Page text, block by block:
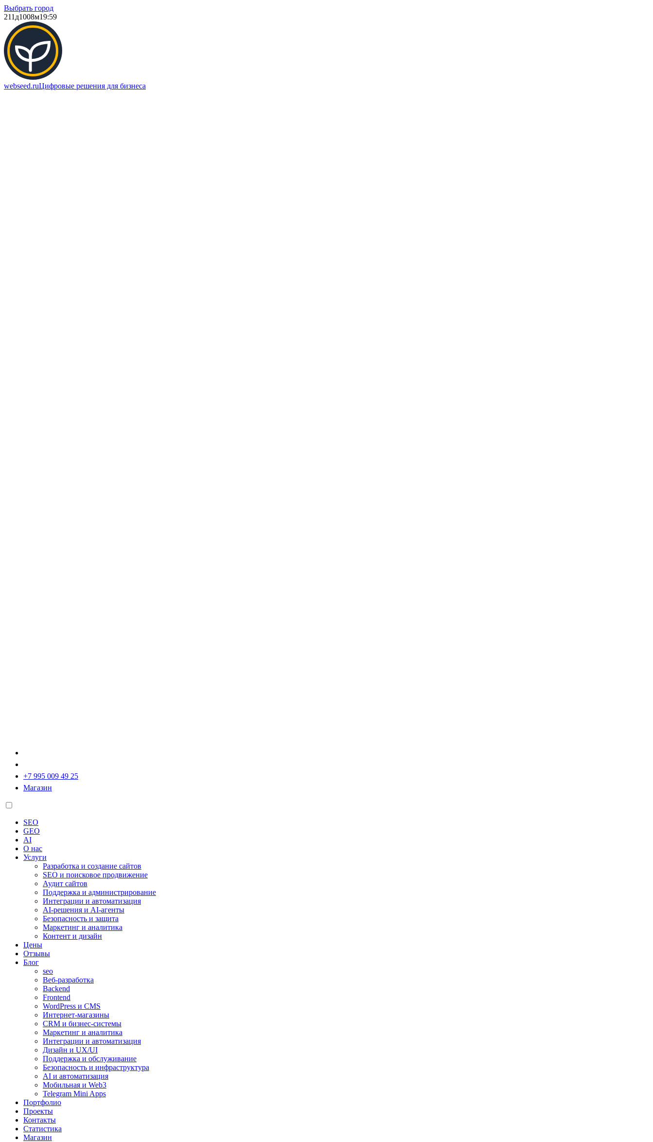
Выбрать город
211д1008м19:59
webseed.ruЦифровые решения для бизнеса
+7 995 009 49 25
Магазин
SEO
GEO
AI
О нас
Услуги
Разработка и создание сайтов
SEO и поисковое продвижение
Аудит сайтов
Поддержка и администрирование
Интеграции и автоматизация
AI-решения и AI-агенты
Безопасность и защита
Маркетинг и аналитика
Контент и дизайн
Цены
Отзывы
Блог
seo
Веб-разработка
Backend
Frontend
WordPress и CMS
Интернет-магазины
CRM и бизнес-системы
Маркетинг и аналитика
Интеграции и автоматизация
Дизайн и UX/UI
Поддержка и обслуживание
Безопасность и инфраструктура
AI и автоматизация
Мобильная и Web3
Telegram Mini Apps
Портфолио
Проекты
Контакты
Статистика
Магазин